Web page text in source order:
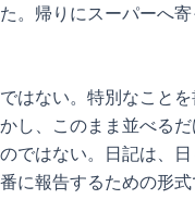
。帰りにスーパーへ
はない。特別なことを
し、このまま並べるだ
ではない。日記は、
に報告するための形